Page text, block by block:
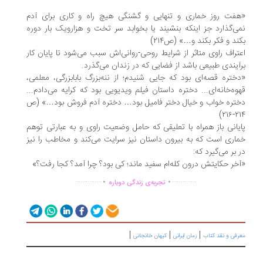
روز خماری و تنهایی و گشنگی هیچ راه و کاری برای آدم
جز اینکه بنشیند یا بخوابد سر تخت و هزارویک بار دوره
و فکر بکند و…» (ص۲۱۴)
راوی متاثر از شرایط روحی-روانی‌اش سبب می‌شود تا پایان کار
طبیعی باشد از فضایی که در زندان می‌گذرد.
قصه‌ای بود که جایی شنیدم؛ از ننه‌بزرگ بابابزرگی، معلمی،
دختره داستان فیلم ویدیویی بود که کرایه می‌دادم...
خواب و خیال دختر فامیل بود… دختره آدم فروش بود…» (ص
باز همراه با تعلیقی که حامل وضعیت راوی و به عبارتی توهم
است که به بیرون داستان نیز سرایت می‌کند و مخاطب را نیز
بر می‌گیرد که:
حکایتش درون کله‌ام سفید ماند؛ کی بود؟ چرا آمد؟ کجا رفت؟»
................تجربه‌ی زندگی دوباره ...............
و نقد کتاب|رمان ایرانی|کیهان خانجانی|